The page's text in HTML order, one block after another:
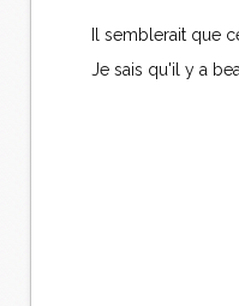
Il semblerait que
Je sais qu'il y a